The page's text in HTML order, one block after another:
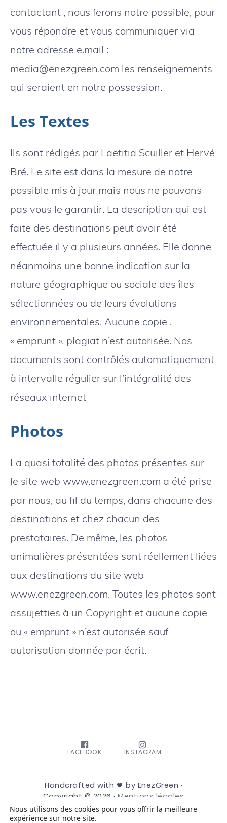
contactant , nous ferons notre possible, pour
vous répondre et vous communiquer via
notre adresse e.mail :
media@enezgreen.com les renseignements
qui seraient en notre possession.
Les Textes
Ils sont rédigés par Laëtitia Scuiller et Hervé
Bré. Le site est dans la mesure de notre
possible mis à jour mais nous ne pouvons
pas vous le garantir. La description qui est
faite des destinations peut avoir été
effectuée il y a plusieurs années. Elle donne
néanmoins une bonne indication sur la
nature géographique ou sociale des îles
sélectionnées ou de leurs évolutions
environnementales. Aucune copie ,
« emprunt », plagiat n’est autorisée. Nos
documents sont contrôlés automatiquement
à intervalle régulier sur l’intégralité des
réseaux internet
Photos
La quasi totalité des photos présentes sur
le site web www.enezgreen.com a été prise
par nous, au fil du temps, dans chacune des
destinations et chez chacun des
prestataires. De même, les photos
animalières présentées sont réellement liées
aux destinations du site web
www.enezgreen.com. Toutes les photos sont
assujetties à un Copyright et aucune copie
ou « emprunt » n’est autorisée sauf
autorisation donnée par écrit.
FACEBOOK INSTAGRAM
Handcrafted with
by EnezGreen ·
Copyright © 2026 ·Mentions légales
Nous utilisons des cookies pour vous offrir la meilleure
expérience sur notre site.